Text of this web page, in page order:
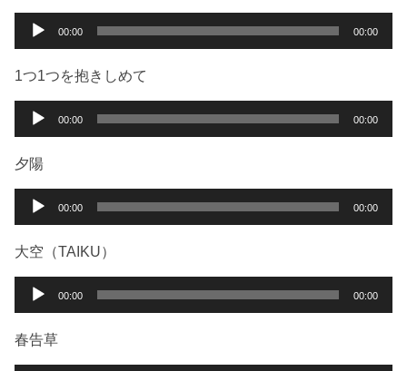
プ
ー
00:00 00:00
1つ1つを抱きしめて
プ
ー
00:00 00:00
夕陽
プ
レ
ー
00:00 00:00
大空（TAIKU）
プ
レ
00:00 00:00
春告草